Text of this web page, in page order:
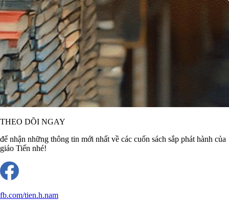
THEO DÕI NGAY
để nhận những thông tin mới nhất về các cuốn sách sắp phát hành của
giáo Tiến nhé!
fb.com/tien.h.nam